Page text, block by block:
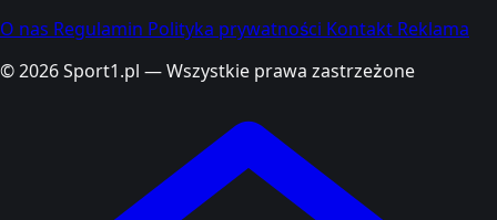
O nas Regulamin Polityka prywatności Kontakt Reklama
© 2026 Sport1.pl — Wszystkie prawa zastrzeżone